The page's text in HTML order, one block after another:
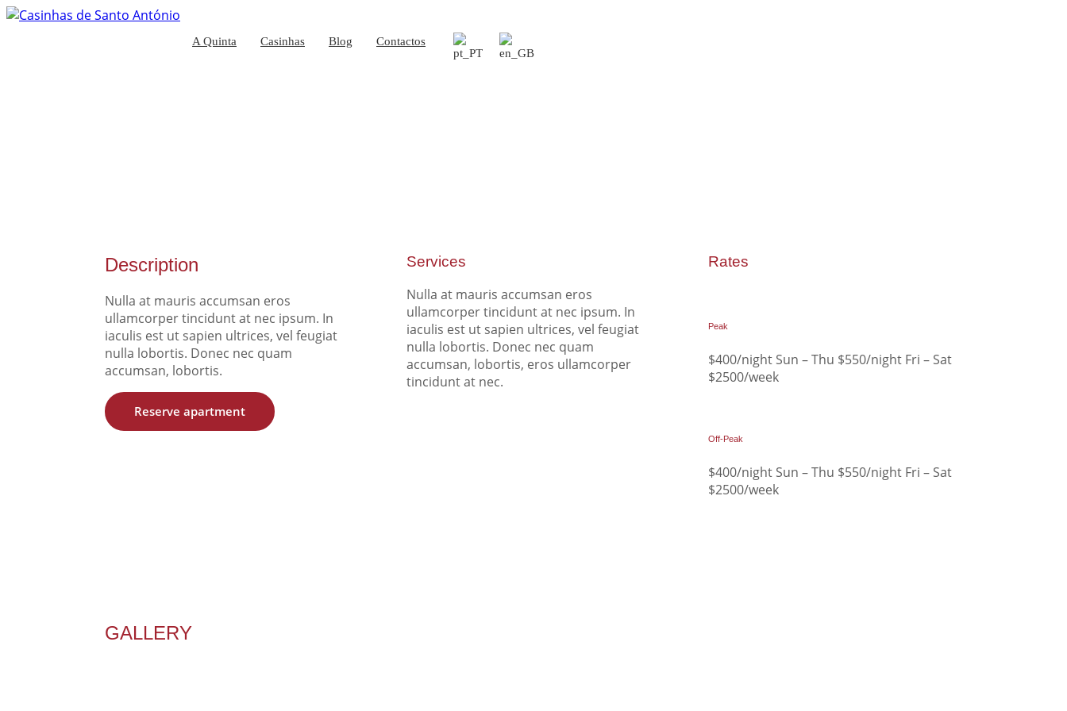
A Quinta Casinhas Blog Contactos
Description
Nulla at mauris accumsan eros
ullamcorper tincidunt at nec ipsum. In
iaculis est ut sapien ultrices, vel feugiat
nulla lobortis. Donec nec quam
accumsan, lobortis.
Reserve apartment
Services
Nulla at mauris accumsan eros
ullamcorper tincidunt at nec ipsum. In
iaculis est ut sapien ultrices, vel feugiat
nulla lobortis. Donec nec quam
accumsan, lobortis, eros ullamcorper
tincidunt at nec.
Rates
Peak
$400/night Sun – Thu $550/night Fri – Sat
$2500/week
Off-Peak
$400/night Sun – Thu $550/night Fri – Sat
$2500/week
GALLERY